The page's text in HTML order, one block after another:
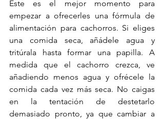
Este es el mejor momento para
empezar a ofrecerles una fórmula de
alimentación para cachorros. Si eliges
una comida seca, añádele agua y
tritúrala hasta formar una papilla. A
medida que el cachorro crezca, ve
añadiendo menos agua y ofrécele la
comida cada vez más seca. No caigas
en la tentación de destetarlo
demasiado pronto, ya que cambiar a